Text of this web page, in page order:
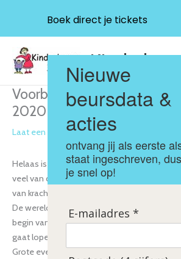
naar
inhoudVoorbereidingen
2020
Laat een reactie achter/nieuws
Helaas is het Corona virus nog niet onder
veel van de maatregelen die de overheid
van kracht tot 20 mei.
De wereld ziet er dus nog steeds heel
begin van dit jaar en we weten ook niet hoe
gaat lopen.
Grote evenementen tot 1 september gaan
Boek direct je tickets
Nieuwe
beursdata &
acties
ontvang jij als eerste
staat ingeschreven,
je snel op!
E-mailadres *